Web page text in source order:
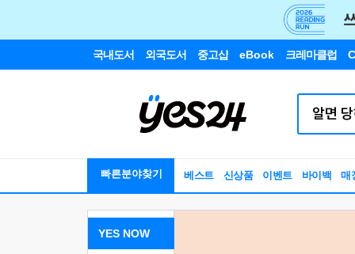
국내도서 외국도서 중고샵 eBook 크레마클럽
빠른분야찾기 베스트 신상품 이벤트 바이백 매
YES NOW